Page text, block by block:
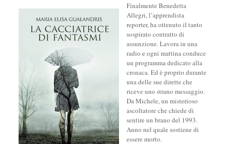
Finalmente Benedetta
Allegri, l’apprendista
reporter, ha ottenuto il tanto
sospirato contratto di
assunzione. Lavora in una
radio e ogni mattina conduce
un programma dedicato alla
cronaca. Ed è proprio durante
una delle sue dirette che
riceve uno strano messaggio.
Da Michele, un misterioso
ascoltatore che chiede di
sentire un brano del 1993.
Anno nel quale sostiene di
essere morto.